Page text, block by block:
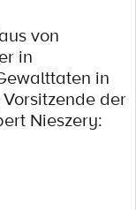
von
in
in
der
Nieszery: